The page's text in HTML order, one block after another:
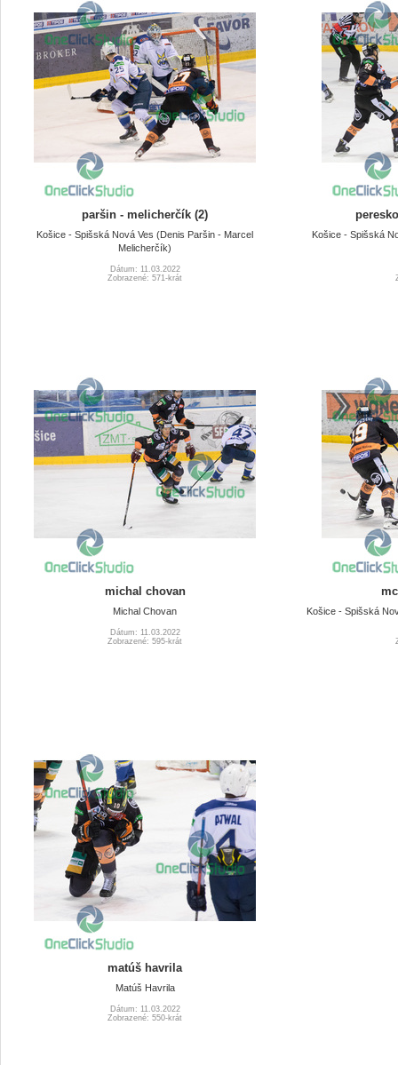
paršin - melicherčík (2)
Košice - Spišská Nová Ves (Denis Paršin - Marcel
Melicherčík)
Dátum: 11.03.2022
Zobrazené: 571-krát
Košice - Spišská
michal chovan
Michal Chovan
Dátum: 11.03.2022
Zobrazené: 595-krát
Košice - Spišská
matúš havrila
Matúš Havrila
Dátum: 11.03.2022
Zobrazené: 550-krát